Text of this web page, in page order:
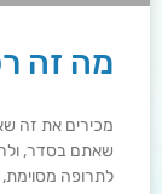
מה זה
מכירים את זה
שאתם בסדר,
לתרופה